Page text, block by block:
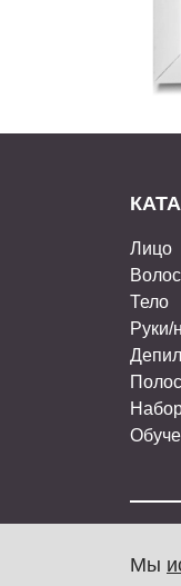
Лицо
Тело
Руки/
Мы